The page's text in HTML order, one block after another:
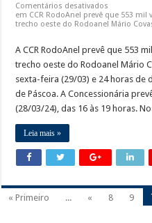
Comentários desativados
em CCR RodoAnel prevê que 553 mil
trecho oeste do Rodoanel Mário
A CCR RodoAnel prevê que 553
trecho oeste do Rodoanel Mário
sexta-feira (29/03) e 24 horas
de Páscoa. A Concessionária
(28/03/24), das 16 às 19 horas.
Leia mais »
« Primeiro ... « 8 9